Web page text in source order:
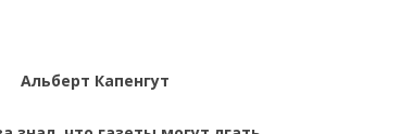
Альберт Капенгут